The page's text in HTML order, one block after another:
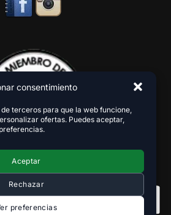
consentimiento
terceros para que la web funcione,
ofertas. Puedes aceptar,
Aceptar
Rechazar
preferencias